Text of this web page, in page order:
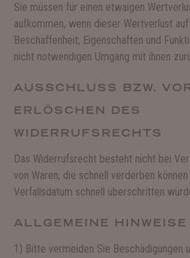
Sie müssen für einen etwaigen
aufkommen, wenn dieser Wertverlust
Beschaffenheit, Eigenschaften und
nicht notwendigen Umgang mit ihnen
AUSSCHLUSS BZW.
ERLÖSCHEN DES
WIDERRUFSRECHTS
Das Widerrufsrecht besteht nicht bei
von Waren, die schnell verderben
Verfallsdatum schnell überschritten
ALLGEMEINE HINWEISE
1) Bitte vermeiden Sie Beschädigungen